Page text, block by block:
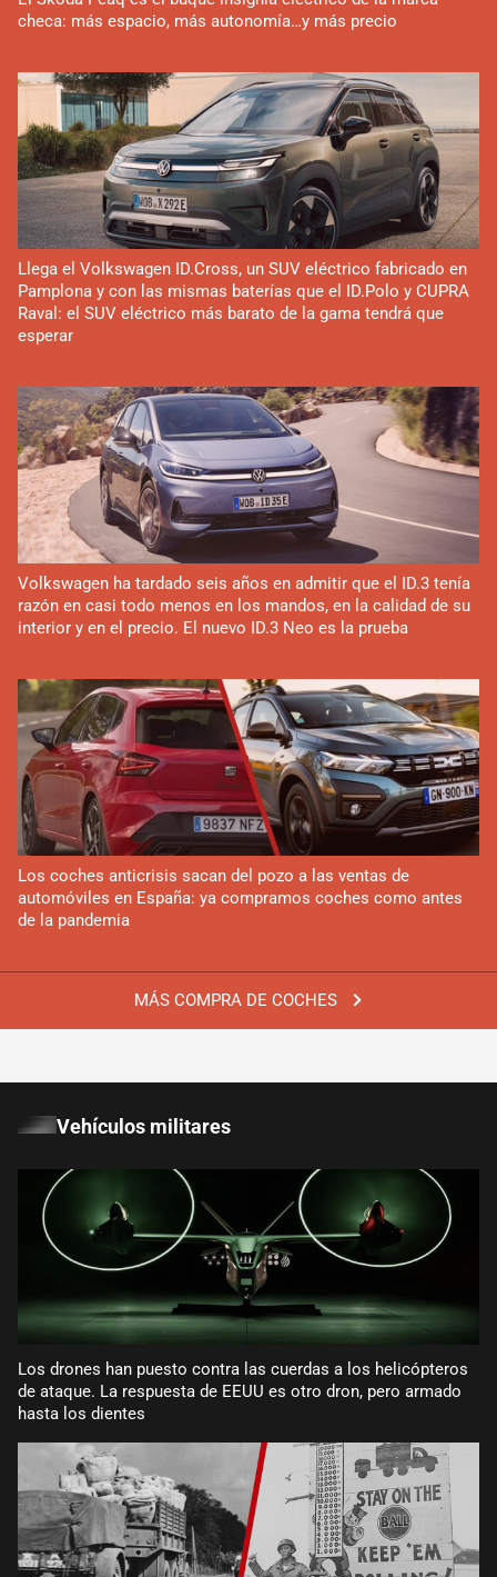
MÁS COMPRA DE COCHES
checa: más espacio, más autonomía…y más precio
Llega el Volkswagen ID.Cross, un SUV eléctrico fabricado en
Pamplona y con las mismas baterías que el ID.Polo y CUPRA
Raval: el SUV eléctrico más barato de la gama tendrá que
esperar
Volkswagen ha tardado seis años en admitir que el ID.3 tenía
razón en casi todo menos en los mandos, en la calidad de su
interior y en el precio. El nuevo ID.3 Neo es la prueba
Los coches anticrisis sacan del pozo a las ventas de
automóviles en España: ya compramos coches como antes
de la pandemia
Vehículos militares
Los drones han puesto contra las cuerdas a los helicópteros
de ataque. La respuesta de EEUU es otro dron, pero armado
hasta los dientes